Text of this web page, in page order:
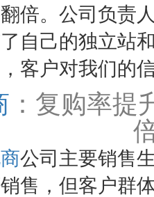
倍。公司负责
自己的独立站
客户对我们的
：复购率提
公司主要销售
售，但客户群